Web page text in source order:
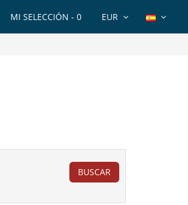
EUR
MI SELECCIÓN - 0
BUSCAR